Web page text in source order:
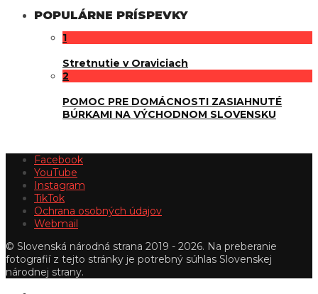
POPULÁRNE PRÍSPEVKY
1
Stretnutie v Oraviciach
2
POMOC PRE DOMÁCNOSTI ZASIAHNUTÉ
BÚRKAMI NA VÝCHODNOM SLOVENSKU
Facebook
YouTube
Instagram
TikTok
Ochrana osobných údajov
Webmail
© Slovenská národná strana 2019 - 2026. Na preberanie
fotografií z tejto stránky je potrebný súhlas Slovenskej
národnej strany.